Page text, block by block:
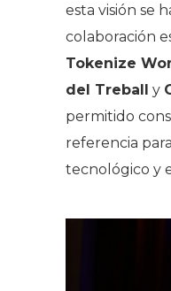
esta visión se
colaboración
Tokenize
del Treball y
permitido
referencia
tecnológico y